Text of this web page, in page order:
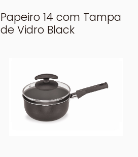
Papeiro 14 com Tampa
de Vidro Black